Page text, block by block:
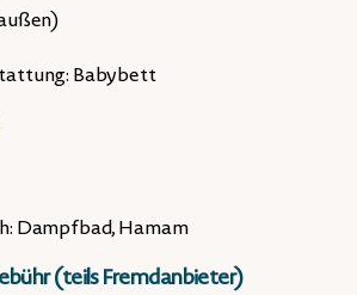
Babybett
Dampfbad, Hamam
(teils Fremdanbieter)